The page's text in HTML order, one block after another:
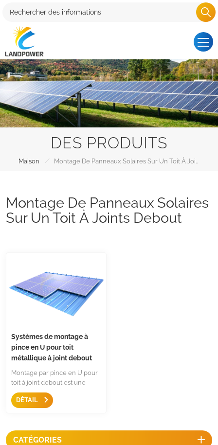
DES PRODUITS
Maison /
Montage De Panneaux Solaires
Sur Un Toit À Joints Debout
Systèmes de montage à
pince en U pour toit
métallique à joint debout
Montage par pince en U pour
toit à joint debout est une
solution sans pénétration pour
le toit métallique à joint
rapide.
DÉTAIL
CATÉGORIES